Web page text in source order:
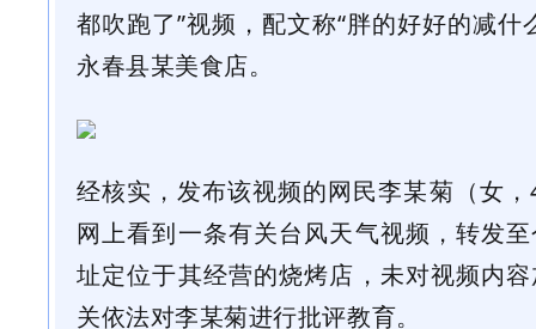
都吹跑了”视频，配文称“胖的好好的减什
永春县某美食店。
经核实，发布该视频的网民李某菊（女
网上看到一条有关台风天气视频，转发
址定位于其经营的烧烤店，未对视频内
关依法对李某菊进行批评教育。